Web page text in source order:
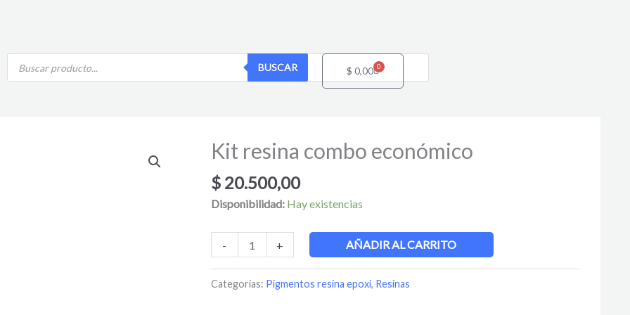
Búsqueda
productos
BUSCAR $ 0,00 0
Cart
Kit resina combo económico
$20.500,00
Disponibilidad: Hay existencias
-
Kit
resina
combo
económico
+ AÑADIR AL CARRITO
Categorías: Pigmentos resina epoxi, Resinas